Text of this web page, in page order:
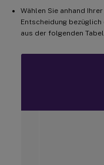
Wählen Sie anhand
Entscheidung
aus der folgenden